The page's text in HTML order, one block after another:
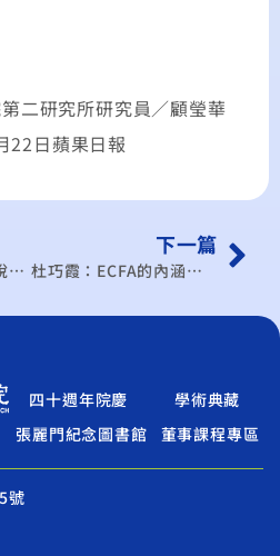
二研究所研究員／顧瑩華
22日蘋果日報
史惠慈：克服中國關稅和非關稅障礙
下一篇
杜巧霞：ECFA的內涵主權在我
四十週年院慶
學術典藏
張麗門紀念圖書館
董事課程專區
號